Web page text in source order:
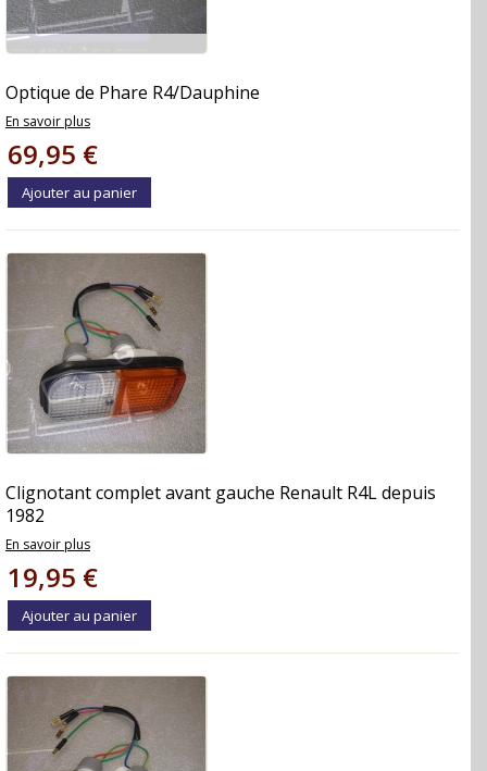
Optique de Phare R4/Dauphine
En savoir plus
69,95 €
Ajouter au panier
Clignotant complet avant gauche Renault R4L depuis
1982
En savoir plus
19,95 €
Ajouter au panier